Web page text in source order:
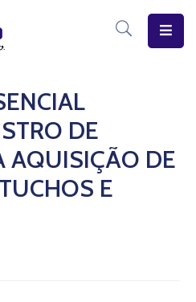
DE
AQUISIÇÃO DE
E